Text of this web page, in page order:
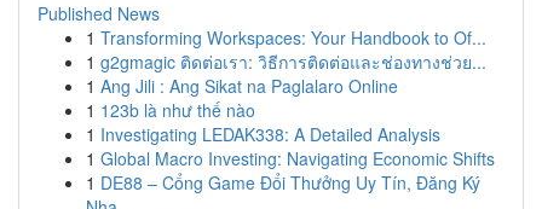
Published News
1 Transforming Workspaces: Your Handbook to Of...
1 g2gmagic ติดต่อเรา: วิธีการติดต่อและช่องทางช่วย...
1 Ang Jili : Ang Sikat na Paglalaro Online
1 123b là như thế nào
1 Investigating LEDAK338: A Detailed Analysis
1 Global Macro Investing: Navigating Economic Shifts
1 DE88 – Cổng Game Đổi Thưởng Uy Tín, Đăng Ký